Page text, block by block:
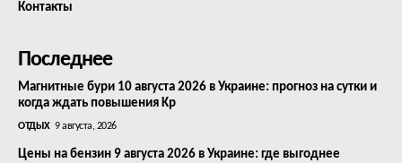
Контакты
Последнее
Магнитные бури 10 августа 2026 в Украине: прогноз на сутки и
когда ждать повышения Kp
ОТДЫХ 9 августа, 2026
Цены на бензин 9 августа 2026 в Украине: где выгоднее